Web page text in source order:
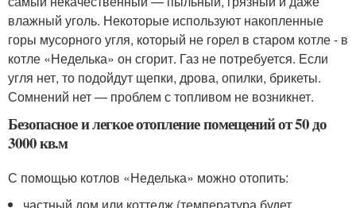
влажный уголь. Некоторые используют накопленные
горы мусорного угля, который не горел в старом котле - в
котле «Неделька» он сгорит. Газ не потребуется. Если
угля нет, то подойдут щепки, дрова, опилки, брикеты.
Сомнений нет — проблем с топливом не возникнет.
Безопасное и легкое отопление помещений от 50 до
3000 кв.м
С помощью котлов «Неделька» можно отопить: